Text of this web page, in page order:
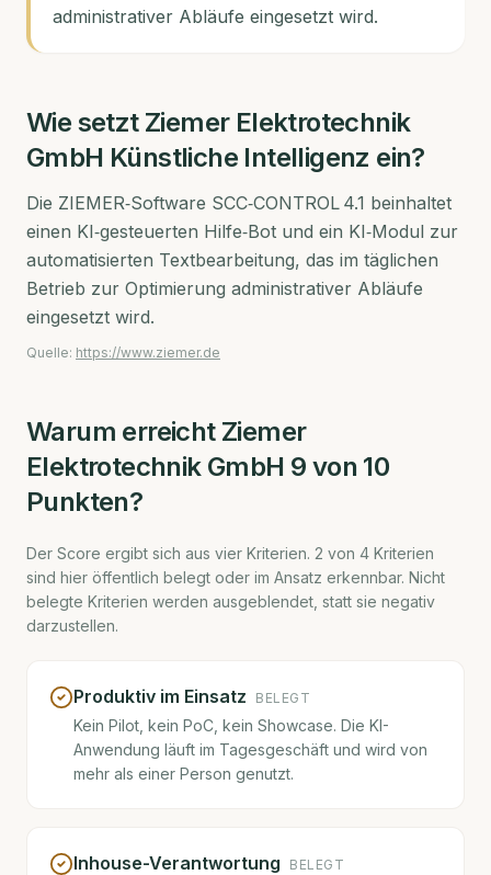
administrativer Abläufe eingesetzt wird.
Wie setzt Ziemer Elektrotechnik
GmbH Künstliche Intelligenz ein?
Die ZIEMER‑Software SCC‑CONTROL 4.1 beinhaltet
einen KI‑gesteuerten Hilfe‑Bot und ein KI‑Modul zur
automatisierten Textbearbeitung, das im täglichen
Betrieb zur Optimierung administrativer Abläufe
eingesetzt wird.
Quelle: https://www.ziemer.de
Warum erreicht Ziemer
Elektrotechnik GmbH 9 von 10
Punkten?
Der Score ergibt sich aus vier Kriterien. 2 von 4 Kriterien
sind hier öffentlich belegt oder im Ansatz erkennbar. Nicht
belegte Kriterien werden ausgeblendet, statt sie negativ
darzustellen.
Produktiv im Einsatz BELEGT
Kein Pilot, kein PoC, kein Showcase. Die KI-
Anwendung läuft im Tagesgeschäft und wird von
mehr als einer Person genutzt.
Inhouse-Verantwortung BELEGT